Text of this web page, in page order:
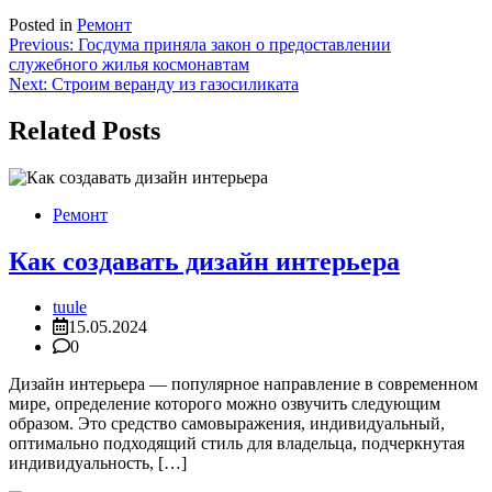
Posted in Ремонт
Навигация
по
Previous: Госдума приняла закон о предоставлении
служебного жилья космонавтам
Next: Строим веранду из газосиликата
Related Posts
Ремонт
Как создавать дизайн интерьера
tuule
15.05.2024
0
Дизайн интерьера — популярное направление в современном
мире, определение которого можно озвучить следующим
образом. Это средство самовыражения, индивидуальный,
оптимально подходящий стиль для владельца, подчеркнутая
индивидуальность, […]